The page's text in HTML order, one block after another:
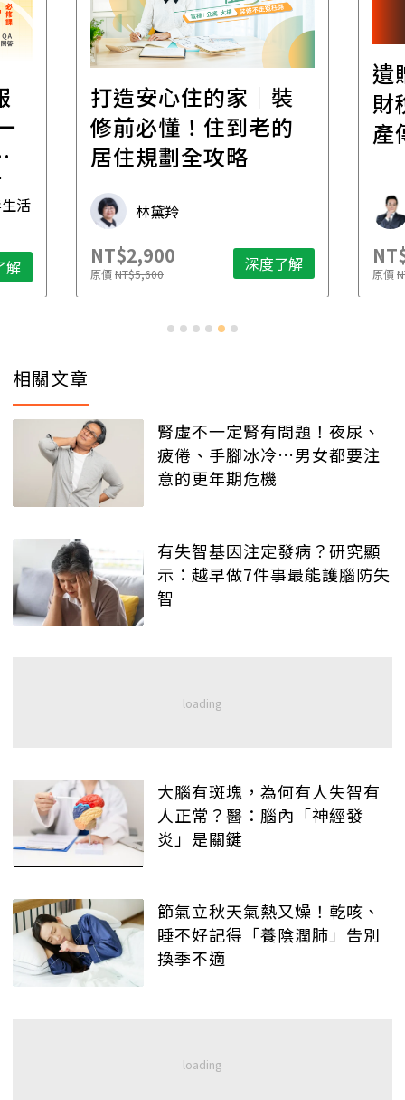
活
解
打造安心住的家｜裝
修前必懂！住到老的
居住規劃全攻略
林黛羚
NT$2,900
原價NT$5,600 深度了解
遺
財
產
原價
相關文章
腎虛不一定腎有問題！夜尿、
疲倦、手腳冰冷…男女都要注
意的更年期危機
有失智基因注定發病？研究顯
示：越早做7件事最能護腦防失
智
大腦有斑塊，為何有人失智有
人正常？醫：腦內「神經發
炎」是關鍵
節氣立秋天氣熱又燥！乾咳、
睡不好記得「養陰潤肺」告別
換季不適